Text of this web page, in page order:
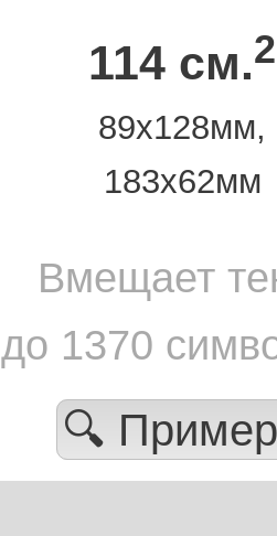
114 см.2
89х128мм,
183х62мм
Вмещает
до 1370
🔍